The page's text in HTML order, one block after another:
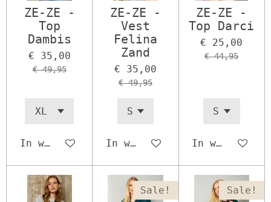
ZE-ZE -
Top
Dambis
€ 35,00
€ 49,95
In winkelwagen
ZE-ZE -
Vest
Felina
Zand
€ 35,00
€ 49,95
In winkelwagen
ZE-ZE -
Top Darci
€ 25,00
€ 44,95
In
Sale! Sale!